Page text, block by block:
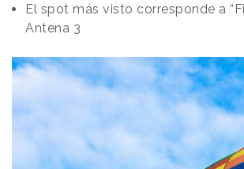
El spot más visto corresponde a
Antena 3